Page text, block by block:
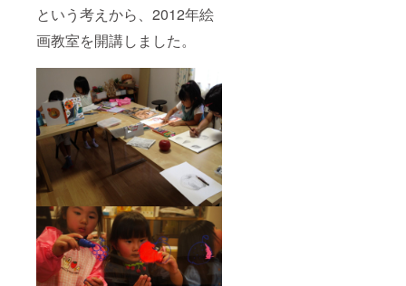
という考えから、2012年絵
画教室を開講しました。